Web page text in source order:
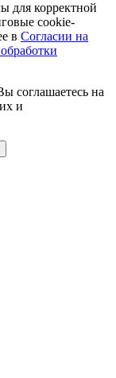
для корректной
cookie-
в Согласии на
соглашаетесь на
и